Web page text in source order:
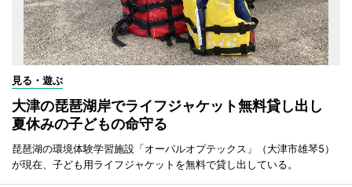
見る・遊ぶ
大津の琵琶湖岸でライフジャケット無料貸し出し
夏休みの子どもの命守る
琵琶湖の環境体験学習施設「オーパルオプテックス」（大津市雄琴5）
が現在、子ども用ライフジャケットを無料で貸し出している。